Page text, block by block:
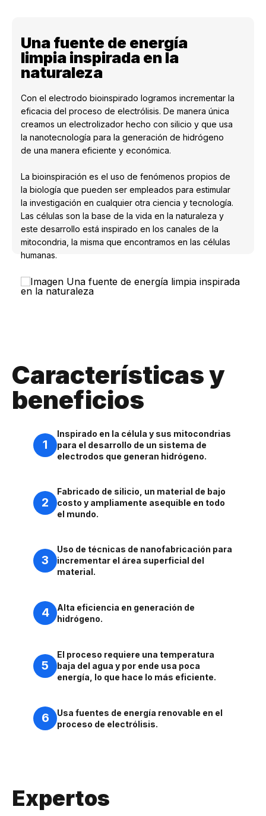
Una fuente de energía
limpia inspirada en la
naturaleza
Con el electrodo bioinspirado logramos incrementar la
eficacia del proceso de electrólisis. De manera única
creamos un electrolizador hecho con silicio y que usa
la nanotecnología para la generación de hidrógeno
de una manera eficiente y económica.
La bioinspiración es el uso de fenómenos propios de
la biología que pueden ser empleados para estimular
la investigación en cualquier otra ciencia y tecnología.
Las células son la base de la vida en la naturaleza y
este desarrollo está inspirado en los canales de la
mitocondria, la misma que encontramos en las células
humanas.
Características y
beneficios
1
Inspirado en la célula y sus mitocondrias
para el desarrollo de un sistema de
electrodos que generan hidrógeno.
2
Fabricado de silicio, un material de bajo
costo y ampliamente asequible en todo
el mundo.
3
Uso de técnicas de nanofabricación para
incrementar el área superficial del
material.
4
Alta eficiencia en generación de
hidrógeno.
5
El proceso requiere una temperatura
baja del agua y por ende usa poca
energía, lo que hace lo más eficiente.
6
Usa fuentes de energía renovable en el
proceso de electrólisis.
Expertos